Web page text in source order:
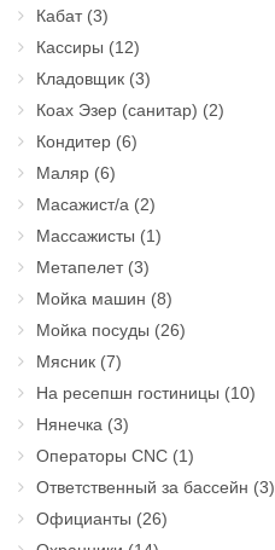
Кабат(3)
Кассиры (12)
Кладовщик (3)
Коах Эзер (санитар) (2)
Кондитер (6)
Маляр (6)
Масажист/а (2)
Массажисты (1)
Метапелет(3)
Мойка машин (8)
Мойка посуды (26)
Мясник (7)
На ресепшн гостиницы (10)
Нянечка (3)
Операторы CNC (1)
Ответственный за бассейн (3)
Официанты (26)